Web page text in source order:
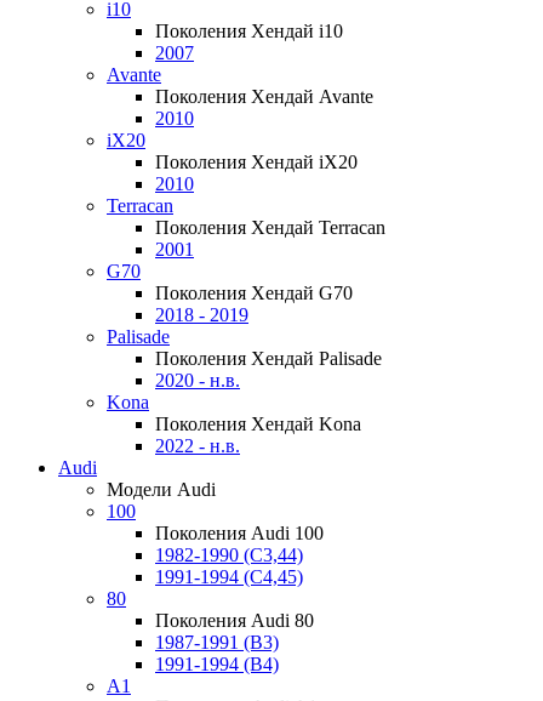
i10
Поколения Хендай i10
2007
Avante
Поколения Хендай Avante
2010
iX20
Поколения Хендай iX20
2010
Terracan
Поколения Хендай Terracan
2001
G70
Поколения Хендай G70
2018 - 2019
Palisade
Поколения Хендай Palisade
2020 - н.в.
Kona
Поколения Хендай Kona
2022 - н.в.
Audi
Модели Audi
100
Поколения Audi 100
1982-1990 (С3,44)
1991-1994 (С4,45)
80
Поколения Audi 80
1987-1991 (B3)
1991-1994 (B4)
A1